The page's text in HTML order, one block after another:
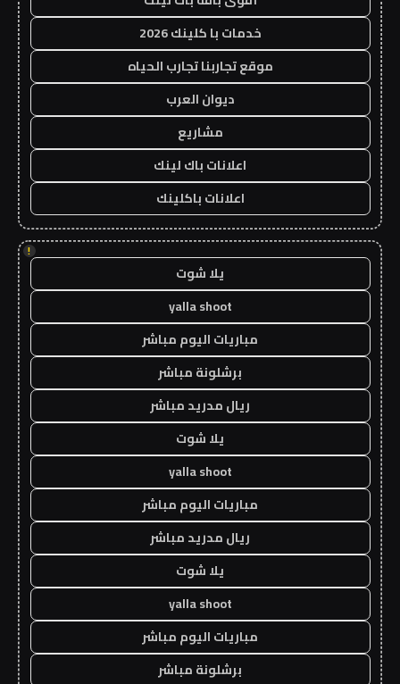
خدمات با كلينك 2026
موقع تجاربنا تجارب الحياه
ديوان العرب
مشاريع
اعلانات باك لينك
اعلانات باكلينك
!
يلا شوت
yalla shoot
مباريات اليوم مباشر
برشلونة مباشر
ريال مدريد مباشر
يلا شوت
yalla shoot
مباريات اليوم مباشر
ريال مدريد مباشر
يلا شوت
yalla shoot
مباريات اليوم مباشر
برشلونة مباشر